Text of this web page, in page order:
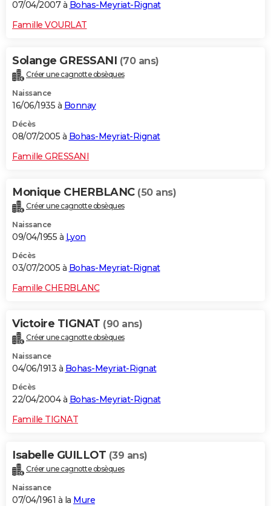
07/04/2007 à Bohas-Meyriat-Rignat
Famille VOURLAT
Solange GRESSANI (70 ans)
Créer une cagnotte obsèques
Naissance
16/06/1935 à Bonnay
Décès
08/07/2005 à Bohas-Meyriat-Rignat
Famille GRESSANI
Monique CHERBLANC (50 ans)
Créer une cagnotte obsèques
Naissance
09/04/1955 à Lyon
Décès
03/07/2005 à Bohas-Meyriat-Rignat
Famille CHERBLANC
Victoire TIGNAT (90 ans)
Créer une cagnotte obsèques
Naissance
04/06/1913 à Bohas-Meyriat-Rignat
Décès
22/04/2004 à Bohas-Meyriat-Rignat
Famille TIGNAT
Isabelle GUILLOT (39 ans)
Créer une cagnotte obsèques
Naissance
07/04/1961 à la Mure